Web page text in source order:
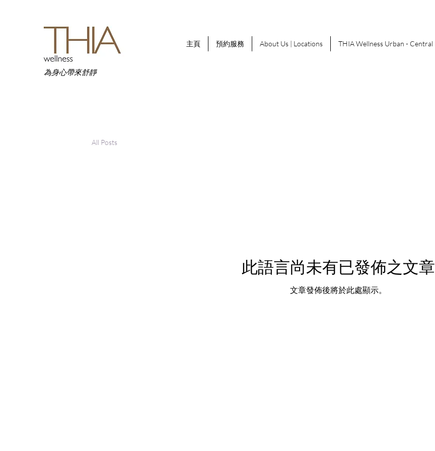
為身心帶來舒靜
主頁 預約服務 About Us | Locations THIA Wellness Urban - Central
All Posts
此語言尚未有已發佈之文章
文章發佈後將於此處顯示。